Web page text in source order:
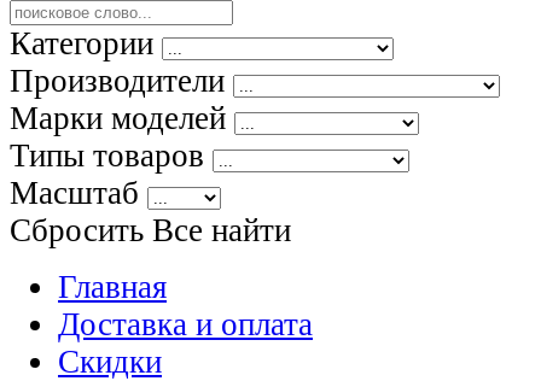
Категории
Производители
Марки моделей
Типы товаров
Масштаб
Сбросить Все найти
Главная
Доставка и оплата
Скидки